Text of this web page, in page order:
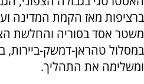
ברציפות מאז הקמת המדינה
משטר אסד בסוריה והחלשת
במסלול טהראן-דמשק-ביירות,
ומשלימה את התהליך.